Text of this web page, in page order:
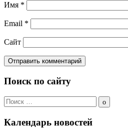
Имя *
Email *
Сайт
Поиск по сайту
Поиск
по:
Поиск
Календарь новостей